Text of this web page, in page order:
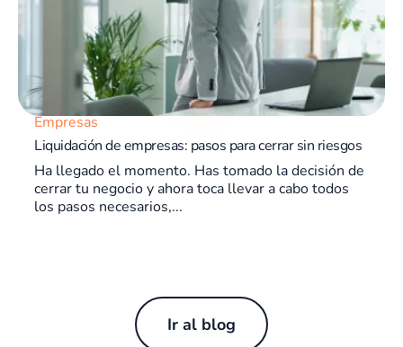
Empresas
Liquidación de empresas: pasos para cerrar sin riesgos
Ha llegado el momento. Has tomado la decisión de
cerrar tu negocio y ahora toca llevar a cabo todos
los pasos necesarios,...
Ir al blog